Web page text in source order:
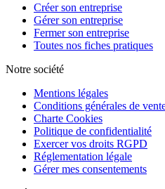
Créer son entreprise
Gérer son entreprise
Fermer son entreprise
Toutes nos fiches pratiques
Notre société
Mentions légales
Conditions générales de
Charte Cookies
Politique de confidentialité
Exercer vos droits RGPD
Réglementation légale
Gérer mes consentements